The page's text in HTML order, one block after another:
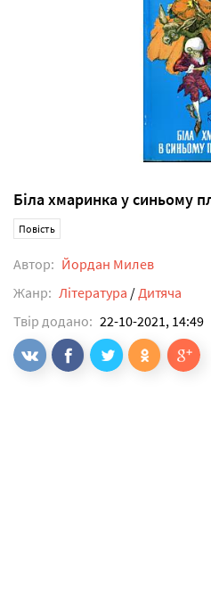
Біла хмаринка у синьому
Повість
Автор: Йордан Милев
Жанр: Література / Дитяча
Твір додано: 22-10-2021, 14:49